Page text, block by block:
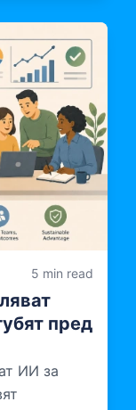
5 min read
пред
ИИ за